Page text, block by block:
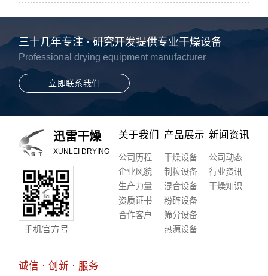
三十几年专注 · 研究开发提供专业干燥设备
Professional drying equipment manufacturer
立即联系我们
迅雷干燥
XUNLEI DRYING
手机官方号
关于我们
公司历程
企业风貌
生产力量
资质证书
合作客户
产品展示
干燥设备
制粒设备
混合设备
粉碎设备
筛分设备
热源设备
新闻资讯
公司动态
行业资讯
干燥知识
诚信 · 创新 · 服务